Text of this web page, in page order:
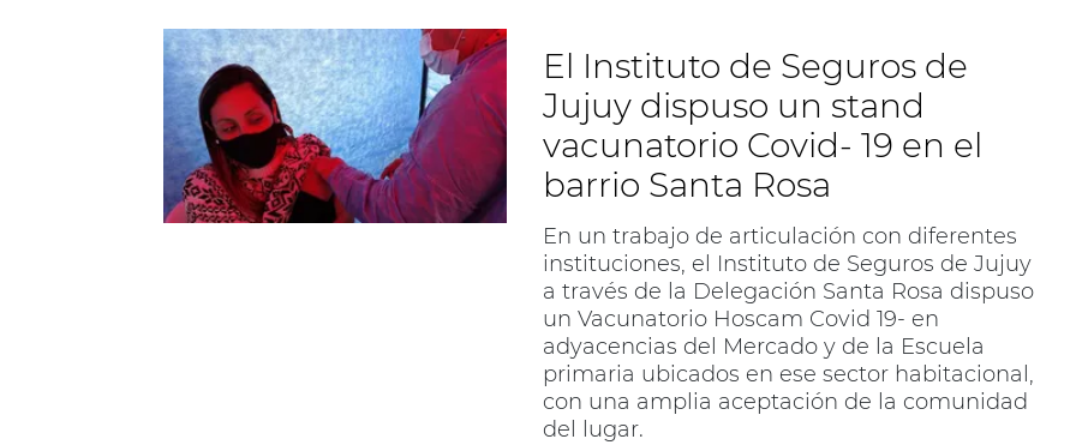
El Instituto de Seguros de
Jujuy dispuso un stand
vacunatorio Covid- 19 en el
barrio Santa Rosa
En un trabajo de articulación con diferentes
instituciones, el Instituto de Seguros de Jujuy
a través de la Delegación Santa Rosa dispuso
un Vacunatorio Hoscam Covid 19- en
adyacencias del Mercado y de la Escuela
primaria ubicados en ese sector habitacional,
con una amplia aceptación de la comunidad
del lugar.